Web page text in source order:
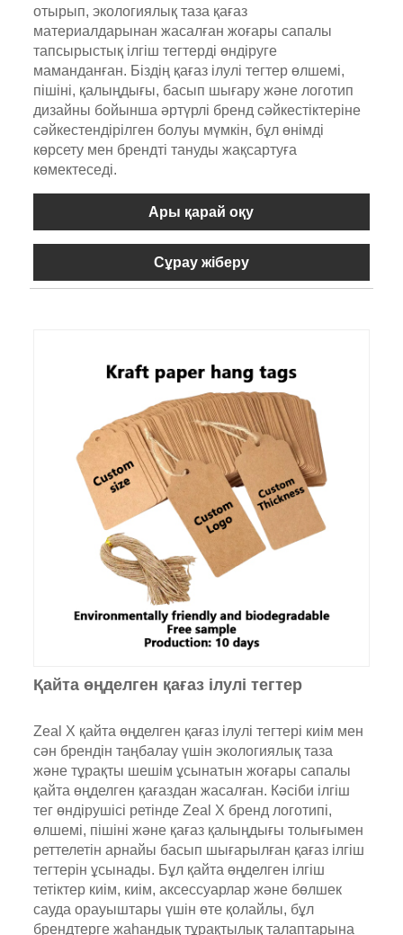
отырып, экологиялық таза қағаз
материалдарынан жасалған жоғары сапалы
тапсырыстық ілгіш тегтерді өндіруге
маманданған. Біздің қағаз ілулі тегтер өлшемі,
пішіні, қалыңдығы, басып шығару және логотип
дизайны бойынша әртүрлі бренд сәйкестіктеріне
сәйкестендірілген болуы мүмкін, бұл өнімді
көрсету мен брендті тануды жақсартуға
көмектеседі.
Ары қарай оқу
Сұрау жіберу
Қайта өңделген қағаз ілулі тегтер
Zeal X қайта өңделген қағаз ілулі тегтері киім мен
сән брендін таңбалау үшін экологиялық таза
және тұрақты шешім ұсынатын жоғары сапалы
қайта өңделген қағаздан жасалған. Кәсіби ілгіш
тег өндірушісі ретінде Zeal X бренд логотипі,
өлшемі, пішіні және қағаз қалыңдығы толығымен
реттелетін арнайы басып шығарылған қағаз ілгіш
тегтерін ұсынады. Бұл қайта өңделген ілгіш
тетіктер киім, киім, аксессуарлар және бөлшек
сауда орауыштары үшін өте қолайлы, бұл
брендтерге жаһандық тұрақтылық талаптарына